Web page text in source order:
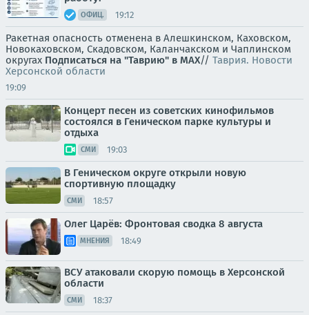
ОФИЦ. 19:12
Ракетная опасность отменена в Алешкинском, Каховском,
Новокаховском, Скадовском, Каланчакском и Чаплинском
округах Подписаться на "Таврию" в MAX// Таврия. Новости
Херсонской области
19:09
Концерт песен из советских кинофильмов
состоялся в Геническом парке культуры и
отдыха
СМИ 19:03
В Геническом округе открыли новую
спортивную площадку
СМИ 18:57
Олег Царёв: Фронтовая сводка 8 августа
МНЕНИЯ 18:49
ВСУ атаковали скорую помощь в Херсонской
области
СМИ 18:37